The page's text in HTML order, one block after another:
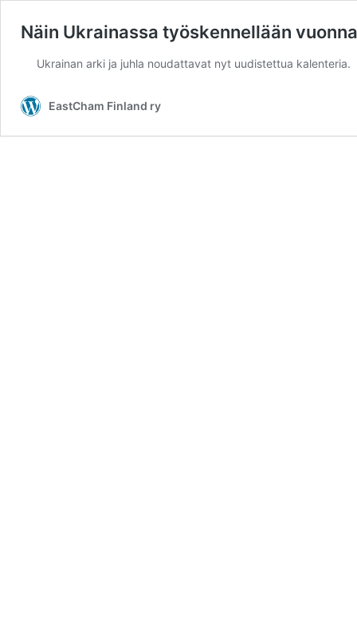
Näin Ukrainassa työskennellään
Ukrainan arki ja juhla noudattavat nyt uudistettua kalenteria.
EastCham Finland ry